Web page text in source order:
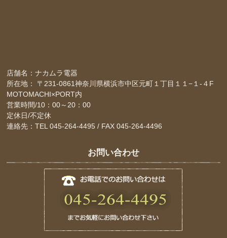
店舗名：ナカムラ電器
所在地： 〒231-0861神奈川県横浜市中区元町１丁目１１−１-４F
MOTOMACHI×PORT内
営業時間/10：00～20：00
定休日/不定休
連絡先：TEL 045-264-4495 / FAX 045-264-4496
お問い合わせ